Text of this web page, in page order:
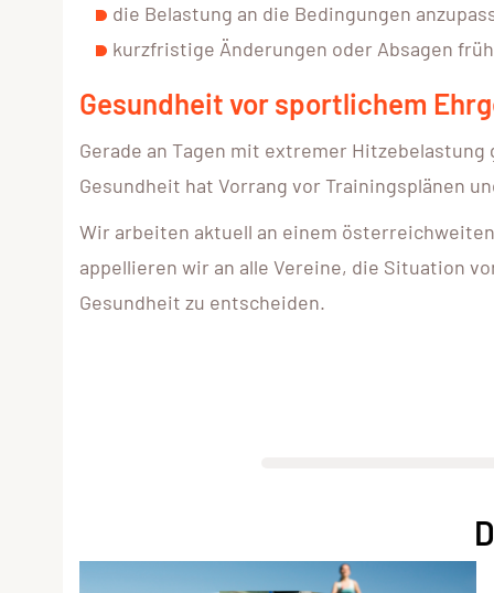
die Belastung an die Bedingungen
kurzfristige Änderungen oder Absagen
Gesundheit vor sportlichem
Gerade an Tagen mit extremer
Gesundheit hat Vorrang vor Trainingsplänen
Wir arbeiten aktuell an einem
appellieren wir an alle Vereine, die Situation
Gesundheit zu entscheiden.